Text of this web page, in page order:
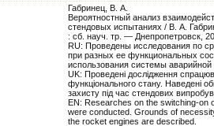
Габринец, В. А.
Вероятностный анализ
стендовых испытаниях / В. А.
: сб. науч. тр. — Днепропетровск,
RU: Проведены исследования по
при разных ее функциональных
использования системы
UK: Проведені дослідження
функціонального стану. Наведені
захисту під час стендових
EN: Researches on the switching-on
were conducted. Grounds of
the rocket engines are described.